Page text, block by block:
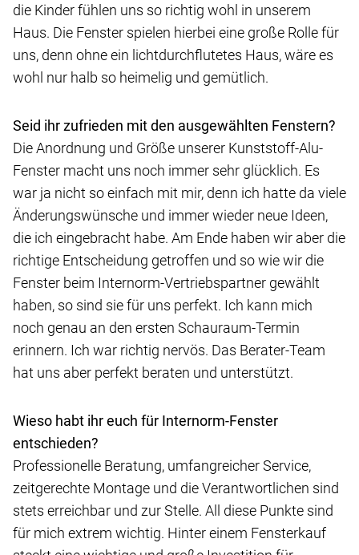
die Kinder fühlen uns so richtig wohl in unserem
Haus. Die Fenster spielen hierbei eine große Rolle für
uns, denn ohne ein lichtdurchflutetes Haus, wäre es
wohl nur halb so heimelig und gemütlich.
Seid ihr zufrieden mit den ausgewählten Fenstern?
Die Anordnung und Größe unserer Kunststoff-Alu-
Fenster macht uns noch immer sehr glücklich. Es
war ja nicht so einfach mit mir, denn ich hatte da viele
Änderungswünsche und immer wieder neue Ideen,
die ich eingebracht habe. Am Ende haben wir aber die
richtige Entscheidung getroffen und so wie wir die
Fenster beim Internorm-Vertriebspartner gewählt
haben, so sind sie für uns perfekt. Ich kann mich
noch genau an den ersten Schauraum-Termin
erinnern. Ich war richtig nervös. Das Berater-Team
hat uns aber perfekt beraten und unterstützt.
Wieso habt ihr euch für Internorm-Fenster
entschieden?
Professionelle Beratung, umfangreicher Service,
zeitgerechte Montage und die Verantwortlichen sind
stets erreichbar und zur Stelle. All diese Punkte sind
für mich extrem wichtig. Hinter einem Fensterkauf